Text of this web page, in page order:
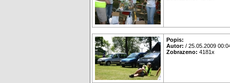
Popis:
Autor: / 25.05.2009
Zobrazeno: 4181x